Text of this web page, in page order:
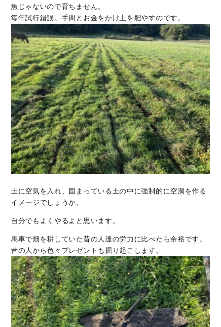
魚じゃないので育ちません。
毎年試行錯誤。手間とお金をかけ土を肥やすのです。
土に空気を入れ、固まっている土の中に強制的に空洞を作る
イメージでしょうか。
自分でもよくやるよと思います。
馬車で畑を耕していた昔の人達の労力に比べたら余裕です。
昔の人から色々プレゼントも掘り起こします。